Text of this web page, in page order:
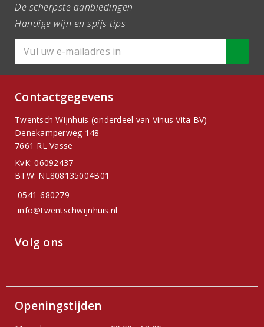
De scherpste aanbiedingen
Handige wijn en spijs tips
Contactgegevens
Twentsch Wijnhuis (onderdeel van Vinus Vita BV)
Denekamperweg 148
7661 RL Vasse
KvK: 06092437
BTW: NL808135004B01
0541-680279
info@twentschwijnhuis.nl
Volg ons
Openingstijden